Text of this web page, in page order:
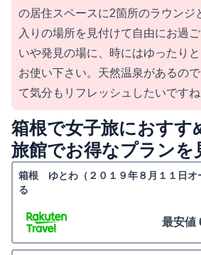
の居住スペースに2箇所のラウンジ
入りの場所を見付けて自由にお過
いや発見の場に、時にはゆったり
お使い下さい。天然温泉があるの
て気分もリフレッシュしたいですね
箱根で女子旅におすす
旅館でお得なプランを
箱根 ゆとわ（２０１９年８月１１日オ
る
最安値